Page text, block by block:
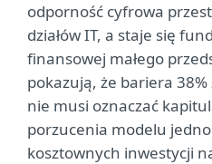
odporność cyfrowa
działów IT, a staje się
finansowej małego
pokazują, że bariera
nie musi oznaczać
porzucenia modelu
kosztownych inwestycji